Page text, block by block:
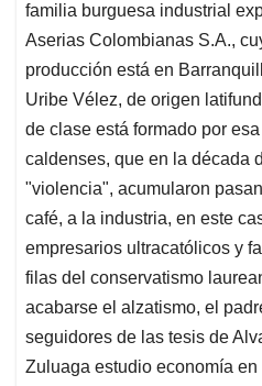
familia burguesa industrial
Aserias Colombianas S.A.,
producción está en
Uribe Vélez, de origen
de clase está formado por
caldenses, que en la década
"violencia", acumularon
café, a la industria, en este
empresarios ultracatólicos y
filas del conservatismo
acabarse el alzatismo, el
seguidores de las tesis de
Zuluaga estudio economía en